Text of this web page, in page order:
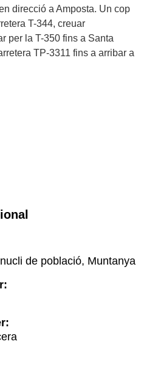
direcció a Amposta. Un cop
T-344, creuar
per la T-350 fins a Santa
TP-3311 fins a arribar a
de població, Muntanya